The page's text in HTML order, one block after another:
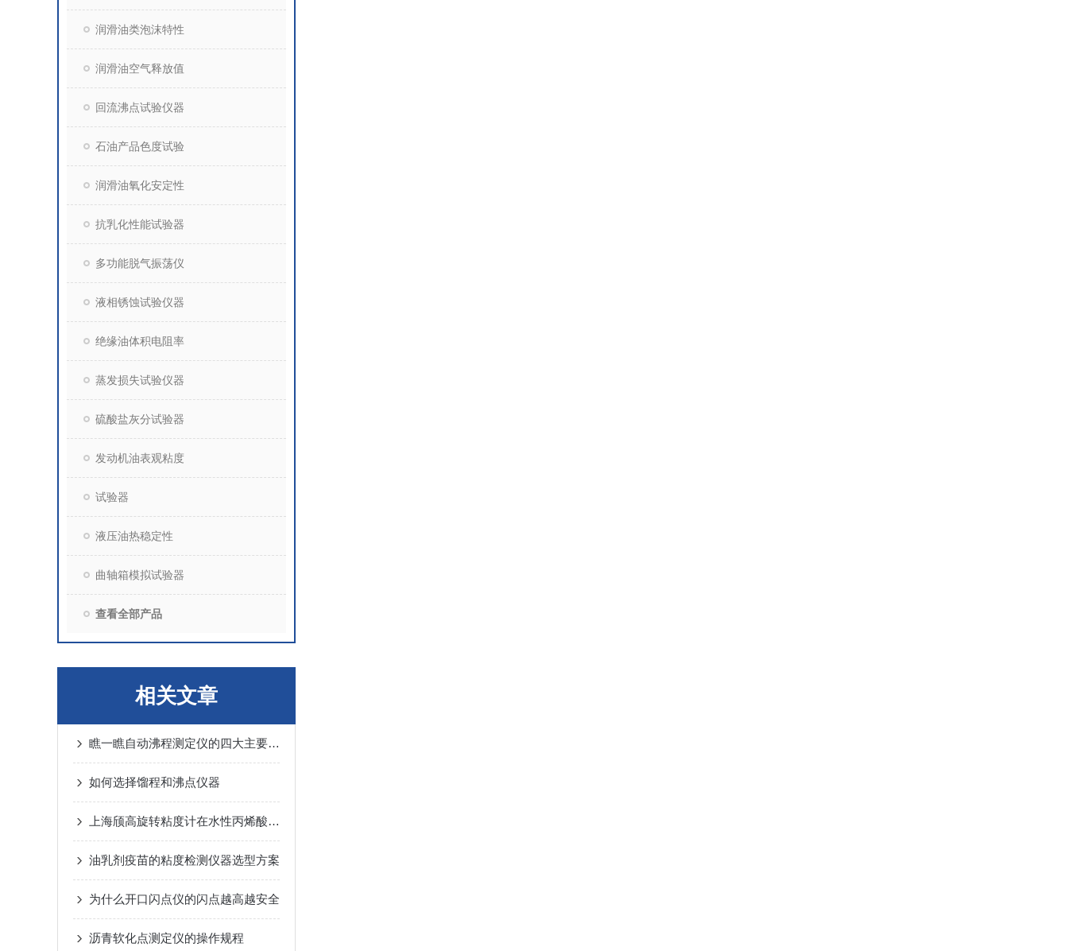
润滑油类泡沫特性
润滑油空气释放值
回流沸点试验仪器
石油产品色度试验
润滑油氧化安定性
抗乳化性能试验器
多功能脱气振荡仪
液相锈蚀试验仪器
绝缘油体积电阻率
蒸发损失试验仪器
硫酸盐灰分试验器
发动机油表观粘度
试验器
液压油热稳定性
曲轴箱模拟试验器
查看全部产品
相关文章
瞧一瞧自动沸程测定仪的四大主要特征
如何选择馏程和沸点仪器
上海颀高旋转粘度计在水性丙烯酸酯树脂的应用
油乳剂疫苗的粘度检测仪器选型方案
为什么开口闪点仪的闪点越高越安全
沥青软化点测定仪的操作规程